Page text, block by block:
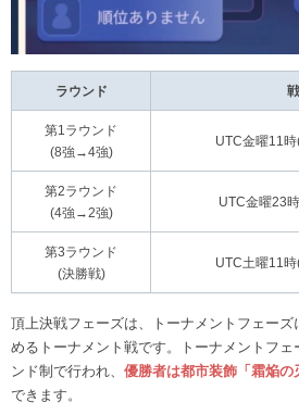
ラウンド
第1ラウンド
(8強→4強)
UTC金曜11
第2ラウンド
(4強→2強)
UTC金曜23
第3ラウンド
(決勝戦)
UTC土曜11
頂上決戦フェーズは、トーナメントフェー
めるトーナメント戦です。トーナメントフェ
ンド制で行われ、 優勝者は都市装飾「霜焔
できます。